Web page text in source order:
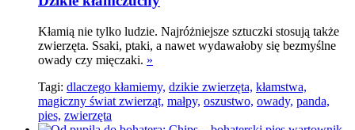
Kłamią nie tylko ludzie. Najróżniejsze sztuczki stosują także
zwierzęta. Ssaki, ptaki, a nawet wydawałoby się bezmyślne
owady czy mięczaki. »
Tagi: dlaczego kłamiemy, dzikie zwierzęta, kłamstwa,
magiczny świat zwierząt, małpy, oszustwo, owady, panda,
pies, zwierzęta